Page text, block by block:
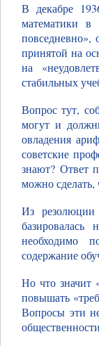
В декабре
математики
принятой на
на
стабильных
Вопрос тут,
могут и
овладения
советские
знают? Ответ
можно
Из резолюции
необходимо
содержание
Но что значит
повышать
Вопросы эти